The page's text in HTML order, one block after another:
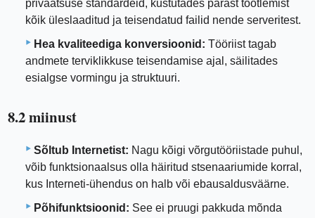
privaatsuse standardeid, kustutades pärast töötlemist
kõik üleslaaditud ja teisendatud failid nende serveritest.
Hea kvaliteediga konversioonid: Tööriist tagab
andmete terviklikkuse teisendamise ajal, säilitades
esialgse vormingu ja struktuuri.
8.2 miinust
Sõltub Internetist: Nagu kõigi võrgutööriistade puhul,
võib funktsionaalsus olla häiritud stsenaariumide korral,
kus Interneti-ühendus on halb või ebausaldusväärne.
Põhifunktsioonid: See ei pruugi pakkuda mõnda